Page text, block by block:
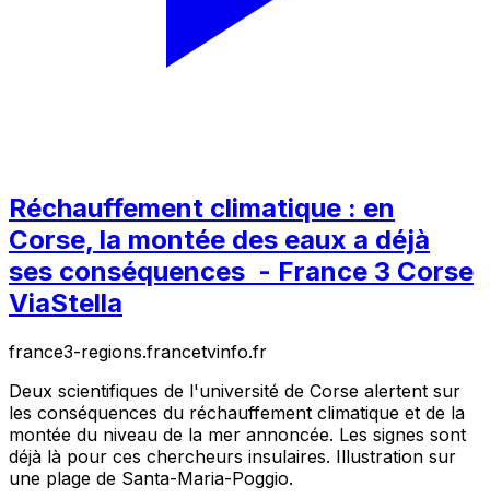
Réchauffement climatique : en
Corse, la montée des eaux a déjà
ses conséquences - France 3 Corse
ViaStella
france3-regions.francetvinfo.fr
Deux scientifiques de l'université de Corse alertent sur
les conséquences du réchauffement climatique et de la
montée du niveau de la mer annoncée. Les signes sont
déjà là pour ces chercheurs insulaires. Illustration sur
une plage de Santa-Maria-Poggio.